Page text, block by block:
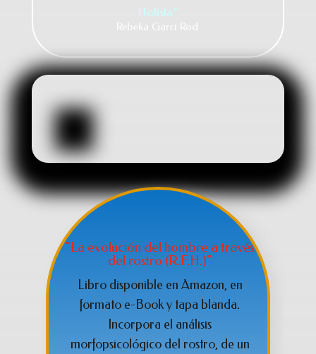
Holista”
Rebeka Garci Rod
"La evolución del hombre a través
del rostro (R.F.H.)"
Libro disponible en Amazon, en
formato e-Book y tapa blanda.
Incorpora el análisis
morfopsicológico del rostro, de un